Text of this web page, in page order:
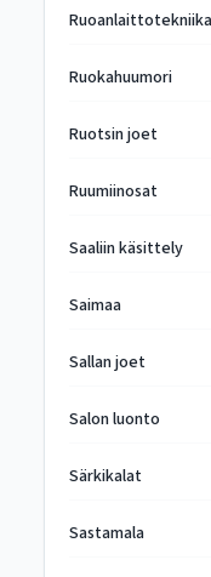
Ruokahuumori
Ruotsin joet
Ruumiinosat
Saaliin käsittely
Saimaa
Sallan joet
Salon luonto
Särkikalat
Sastamala